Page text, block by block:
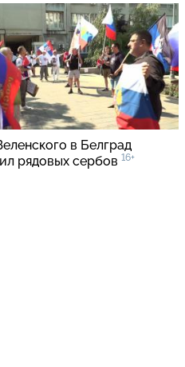
в Белград
рядовых сербов 16+